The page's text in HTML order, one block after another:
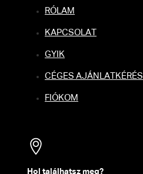
RÓLAM
KAPCSOLAT
GYIK
CÉGES AJÁNLATKÉRÉS
FIÓKOM
Hol találhatsz meg?